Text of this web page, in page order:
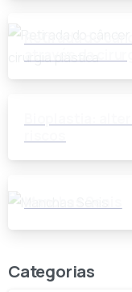
Categorias